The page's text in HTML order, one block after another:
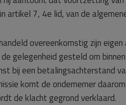
artikel 7, 4e lid, van de
overeenkomstig zijn
gelegenheid gesteld om
bij een betalingsachterstand
komt de ondernemer
de klacht gegrond verklaard.